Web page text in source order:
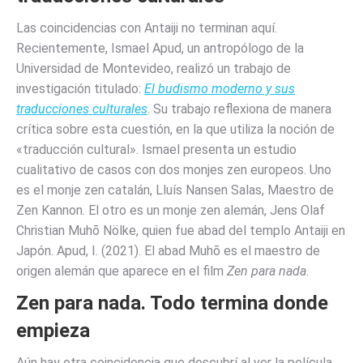
Las coincidencias con Antaiji no terminan aquí.
Recientemente, Ismael Apud, un antropólogo de la
Universidad de Montevideo, realizó un trabajo de
investigación titulado: El budismo moderno y sus
traducciones culturales . Su trabajo reflexiona de manera
crítica sobre esta cuestión, en la que utiliza la noción de
«traducción cultural». Ismael presenta un estudio
cualitativo de casos con dos monjes zen europeos. Uno
es el monje zen catalán, Lluís Nansen Salas, Maestro de
Zen Kannon. El otro es un monje zen alemán, Jens Olaf
Christian Muhō Nölke, quien fue abad del templo Antaiji en
Japón. Apud, I. (2021). El abad Muhō es el maestro de
origen alemán que aparece en el film Zen para nada
Zen para nada. Todo termina donde
empieza